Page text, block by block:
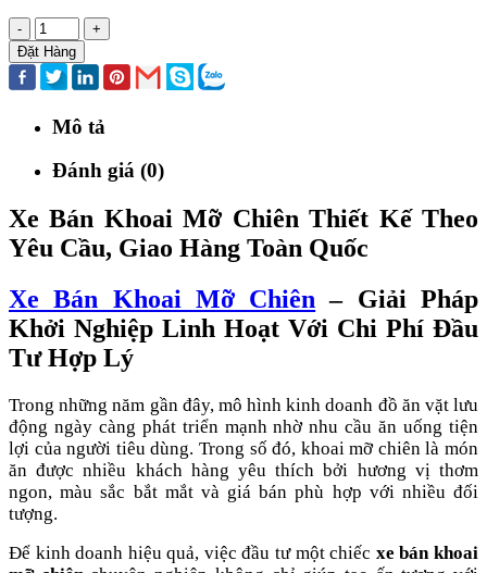
-
+
Đặt Hàng
Mô tả
Đánh giá (0)
Xe Bán Khoai Mỡ Chiên Thiết Kế Theo
Yêu Cầu, Giao Hàng Toàn Quốc
Xe Bán Khoai Mỡ Chiên – Giải Pháp
Khởi Nghiệp Linh Hoạt Với Chi Phí Đầu
Tư Hợp Lý
Trong những năm gần đây, mô hình kinh doanh đồ ăn vặt lưu
động ngày càng phát triển mạnh nhờ nhu cầu ăn uống tiện
lợi của người tiêu dùng. Trong số đó, khoai mỡ chiên là món
ăn được nhiều khách hàng yêu thích bởi hương vị thơm
ngon, màu sắc bắt mắt và giá bán phù hợp với nhiều đối
tượng.
Để kinh doanh hiệu quả, việc đầu tư một chiếc xe bán khoai